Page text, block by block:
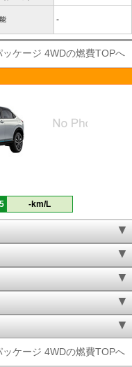
-
ケージ 4WDの燃費TOPへ
-km/L
ケージ 4WDの燃費TOPへ